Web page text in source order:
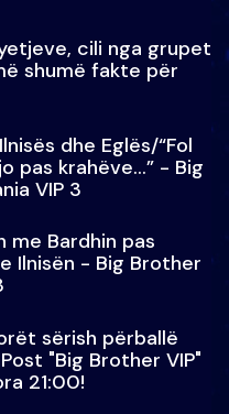
cili nga grupet
shumë fakte për
dhe Eglës/“Fol
pas krahëve…” - Big
VIP 3
me Bardhin pas
Ilnisën - Big Brother
sërish përballë
"Big Brother VIP"
21:00!